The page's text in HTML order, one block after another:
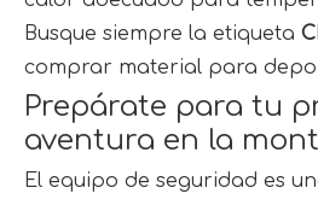
Busque siempre la etiqueta
comprar material para
Prepárate para tu
aventura en la
El equipo de seguridad es